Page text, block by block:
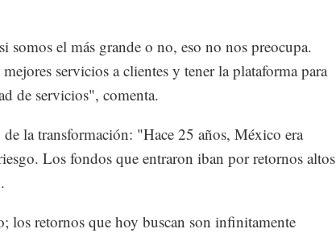
somos el más grande o no, eso no nos preocupa.
servicios a clientes y tener la plataforma para
de servicios", comenta.
la transformación: "Hace 25 años, México era
Los fondos que entraron iban por retornos altos
los retornos que hoy buscan son infinitamente